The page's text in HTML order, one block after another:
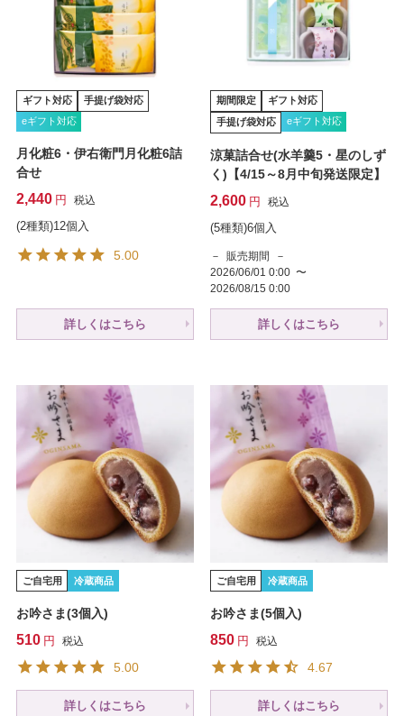
ギフト対応
手提げ袋対応
eギフト対応
月化粧6・伊右衛門月化粧6詰
合せ
2,440 税込
(2種類)12個入
5.00
詳しくはこちら
期間限定 ギフト対応
手提げ袋対応 eギフト対応
涼菓詰合せ(水羊羹5・星のしず
く)【4/15～8月中旬発送限定】
2,600 税込
(5種類)6個入
販売期間
2026/06/01 0:00 〜
2026/08/15 0:00
詳しくはこちら
ご自宅用 冷蔵商品
お吟さま(3個入)
510 税込
5.00
詳しくはこちら
ご自宅用 冷蔵商品
お吟さま(5個入)
850 税込
4.67
詳しくはこちら